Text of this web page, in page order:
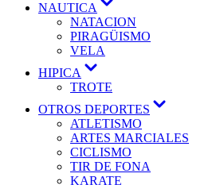
NAUTICA
NATACION
PIRAGÜISMO
VELA
HIPICA
TROTE
OTROS DEPORTES
ATLETISMO
ARTES MARCIALES
CICLISMO
TIR DE FONA
KARATE